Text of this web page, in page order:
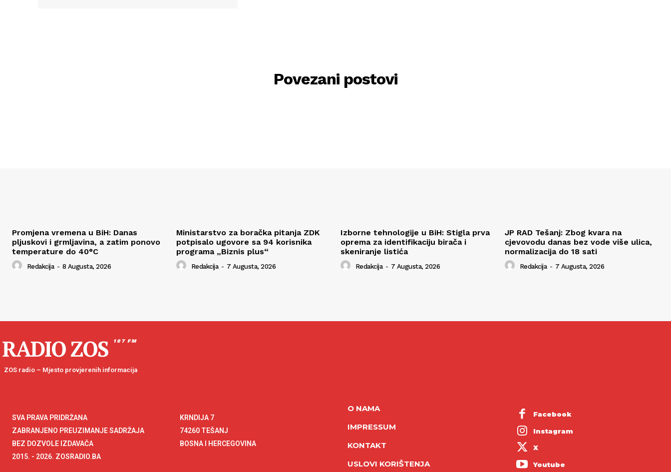
Povezani postovi
Promjena vremena u BiH: Danas
pljuskovi i grmljavina, a zatim ponovo
temperature do 40°C
Redakcija - 8 Augusta, 2026
Ministarstvo za boračka pitanja ZDK
potpisalo ugovore sa 94 korisnika
programa „Biznis plus“
Redakcija - 7 Augusta, 2026
Izborne tehnologije u BiH: Stigla prva
oprema za identifikaciju birača i
skeniranje listića
Redakcija - 7 Augusta, 2026
JP RAD Tešanj: Zbog kvara na
cjevovodu danas bez vode više ulica,
normalizacija do 18 sati
Redakcija - 7 Augusta, 2026
RADIO ZOS 107 FM
ZOS radio – Mjesto provjerenih informacija
SVA PRAVA PRIDRŽANA
ZABRANJENO PREUZIMANJE SADRŽAJA
BEZ DOZVOLE IZDAVAČA
2015. - 2026. ZOSRADIO.BA
KRNDIJA 7
74260 TEŠANJ
BOSNA I HERCEGOVINA
O NAMA
IMPRESSUM
KONTAKT
USLOVI KORIŠTENJA
Facebook
Instagram
X
Youtube